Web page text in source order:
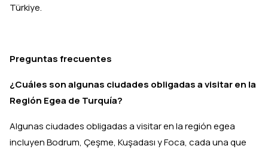
Türkiye.
Preguntas frecuentes
¿Cuáles son algunas ciudades obligadas a visitar en la
Región Egea de Turquía?
Algunas ciudades obligadas a visitar en la región egea
incluyen Bodrum, Çeşme, Kuşadası y Foca, cada una que